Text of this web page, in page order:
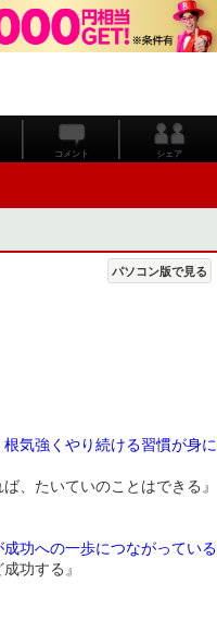
コメント シェア
パソコン版で見る
気強くやり続ける習慣が身に
たいていのことはできる』
功への一歩につながっている
する』